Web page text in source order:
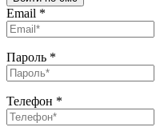
Email *
Пароль *
Телефон *